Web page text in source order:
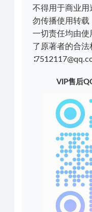
不得用于商业用
勿传播使用转载
一切责任均由使
了原著者的合
VIP售后